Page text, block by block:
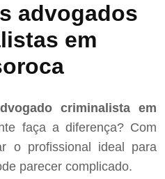
advogados
em
criminalista em
faça a diferença? Com
o profissional ideal para
parecer complicado.